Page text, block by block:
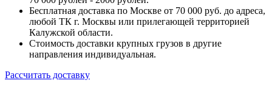
Бесплатная доставка по Москве от 70 000 руб. до адреса,
любой ТК г. Москвы или прилегающей территорией
Калужской области.
Стоимость доставки крупных грузов в другие
направления индивидуальная.
Рассчитать доставку